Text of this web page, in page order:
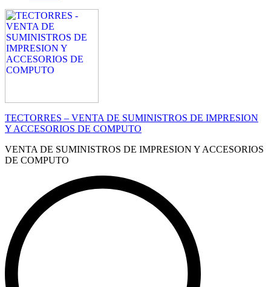
TECTORRES – VENTA DE SUMINISTROS DE IMPRESION
Y ACCESORIOS DE COMPUTO
VENTA DE SUMINISTROS DE IMPRESION Y ACCESORIOS
DE COMPUTO